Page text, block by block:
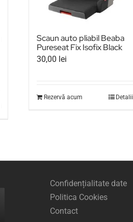
Scaun auto pliabil Beaba
Pureseat Fix Isofix Black
30,00 lei
Rezervă acum Detalii
Confidențialitate date
Politica Cookies
Contact